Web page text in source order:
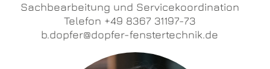
Sachbearbeitung und Servicekoordination
Telefon +49 8367 31197-73
b.dopfer@dopfer-fenstertechnik.de